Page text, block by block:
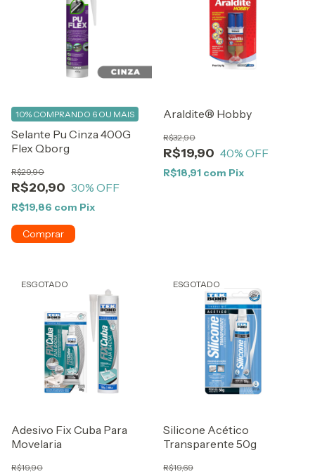
Selante Pu Cinza 400G
Flex Qborg
R$20,90
R$29,90
30% OFF
10% COMPRANDO 6 OU MAIS
R$19,86 com Pix
Comprar
Araldite®️ Hobby
R$19,90
R$32,90
40% OFF
R$18,91 com Pix
ESGOTADO
Adesivo Fix Cuba Para
Movelaria
R$19,90
ESGOTADO
Silicone Acético
Transparente 50g
R$19,69